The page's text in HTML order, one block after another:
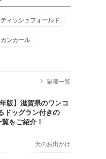
ィッシュフォールド
ンカール
猫種一覧
版】滋賀県のワンコ
ドッグラン付きの
をご紹介！
犬のお出かけ